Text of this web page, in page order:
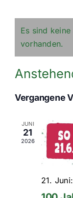
Es sind
vorhanden.
wählen.
Vergangene
JUNI
21
2026
21.